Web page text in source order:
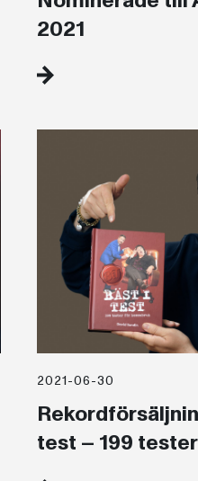
2021
2021-06-30
test – 199